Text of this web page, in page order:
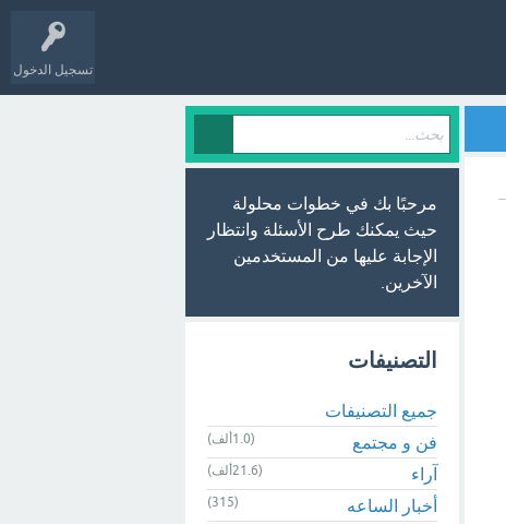
تسجيل الدخول
مرحبًا بك في خطوات محلولة
حيث يمكنك طرح الأسئلة وانتظار
الإجابة عليها من المستخدمين
الآخرين.
التصنيفات
جميع التصنيفات
فن و مجتمع
(1.0ألف)
آراء (21.6ألف)
أخبار الساعه (315)